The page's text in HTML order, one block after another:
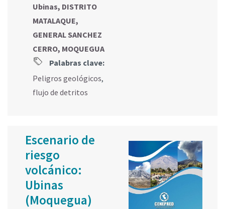
Ubinas, DISTRITO
MATALAQUE,
GENERAL SANCHEZ
CERRO, MOQUEGUA
Palabras clave:
Peligros geológicos,
flujo de detritos
Escenario de
riesgo
volcánico:
Ubinas
(Moquegua)